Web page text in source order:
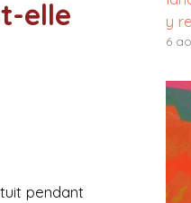
elle
pendant
y
6